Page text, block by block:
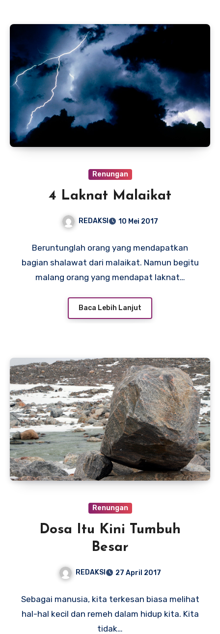
Renungan
4 Laknat Malaikat
REDAKSI 10 Mei 2017
Beruntunglah orang yang mendapatkan
bagian shalawat dari malaikat. Namun begitu
malang orang yang mendapat laknat…
Baca Lebih Lanjut
Renungan
Dosa Itu Kini Tumbuh
Besar
REDAKSI 27 April 2017
Sebagai manusia, kita terkesan biasa melihat
hal-hal kecil dan remeh dalam hidup kita. Kita
tidak…